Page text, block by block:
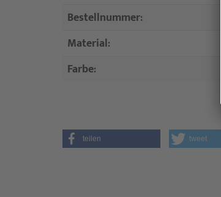
Bestellnummer:
Material:
Farbe:
teilen tweet